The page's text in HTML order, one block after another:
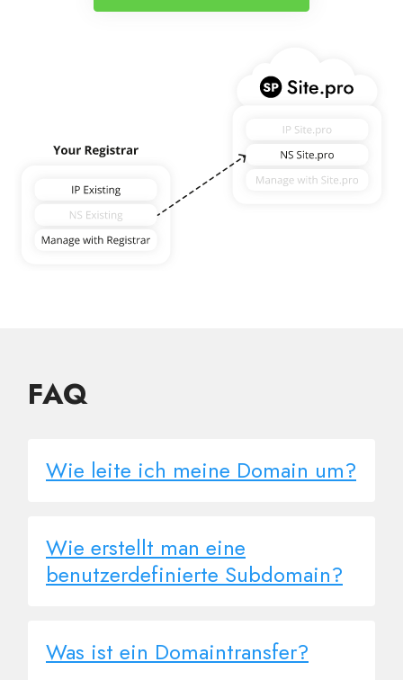
FAQ
Wie leite ich meine Domain um?
Wie erstellt man eine
benutzerdefinierte Subdomain?
Was ist ein Domaintransfer?